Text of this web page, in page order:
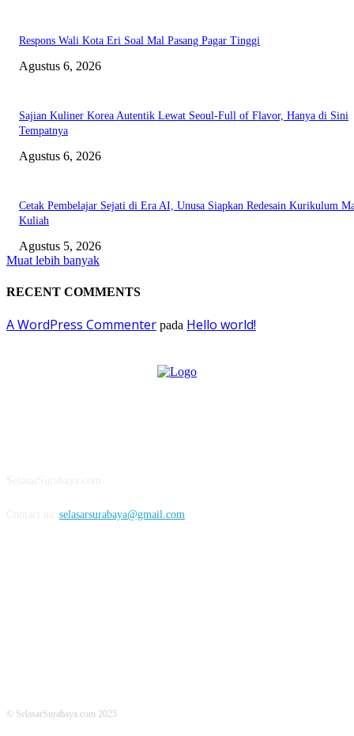
Respons Wali Kota Eri Soal Mal Pasang Pagar Tinggi
Agustus 6, 2026
Sajian Kuliner Korea Autentik Lewat Seoul-Full of Flavor, Hanya di Sini
Tempatnya
Agustus 6, 2026
Cetak Pembelajar Sejati di Era AI, Unusa Siapkan Redesain Kurikulum
Kuliah
Agustus 5, 2026
Muat lebih banyak
RECENT COMMENTS
A WordPress Commenter pada Hello world!
selasarsurabaya@gmail.com
© SelasarSurabaya.com 2025